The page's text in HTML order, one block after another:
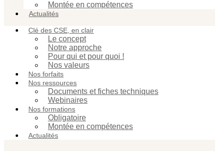
Montée en compétences
Actualités
Clé des CSE, en clair
Le concept
Notre approche
Pour qui et pour quoi !
Nos valeurs
Nos forfaits
Nos ressources
Documents et fiches techniques
Webinaires
Nos formations
Obligatoire
Montée en compétences
Actualités